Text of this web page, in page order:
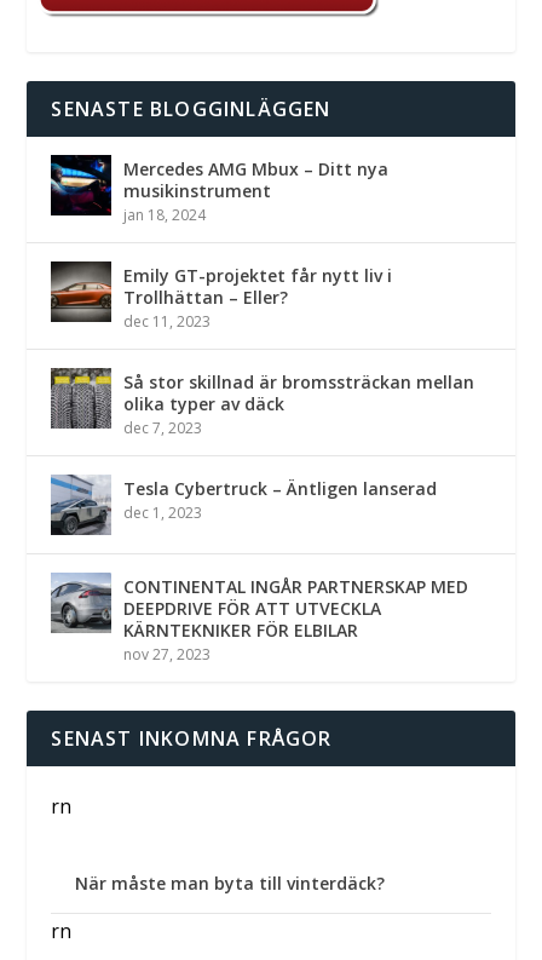
SENASTE BLOGGINLÄGGEN
Mercedes AMG Mbux – Ditt nya
musikinstrument
jan 18, 2024
Emily GT-projektet får nytt liv i
Trollhättan – Eller?
dec 11, 2023
Så stor skillnad är bromssträckan mellan
olika typer av däck
dec 7, 2023
Tesla Cybertruck – Äntligen lanserad
dec 1, 2023
CONTINENTAL INGÅR PARTNERSKAP MED
DEEPDRIVE FÖR ATT UTVECKLA
KÄRNTEKNIKER FÖR ELBILAR
nov 27, 2023
SENAST INKOMNA FRÅGOR
rn
När måste man byta till vinterdäck?
rn